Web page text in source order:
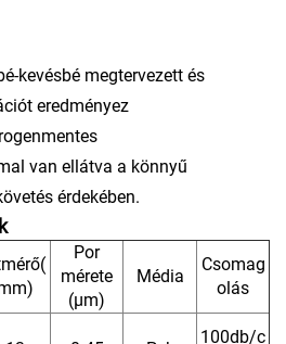
kevésbé megtervezett és
eredményez
van ellátva a könnyű
érdekében.
Por
mérete
(μm)
Média
Csomag
olás
100db/c